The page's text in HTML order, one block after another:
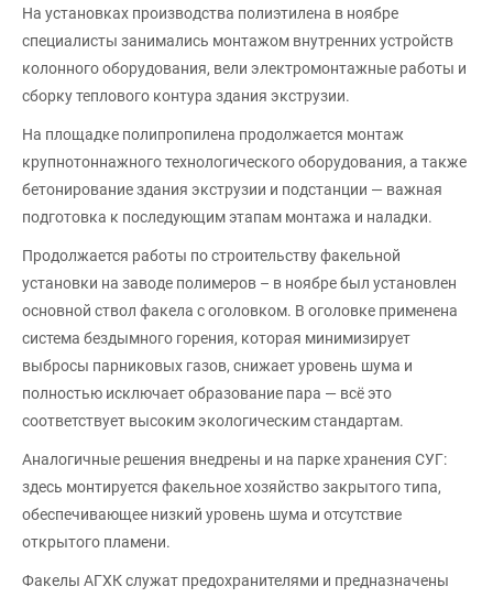
На установках производства полиэтилена в ноябре
специалисты занимались монтажом внутренних устройств
колонного оборудования, вели электромонтажные работы и
сборку теплового контура здания экструзии.
На площадке полипропилена продолжается монтаж
крупнотоннажного технологического оборудования, а также
бетонирование здания экструзии и подстанции — важная
подготовка к последующим этапам монтажа и наладки.
Продолжается работы по строительству факельной
установки на заводе полимеров – в ноябре был установлен
основной ствол факела с оголовком. В оголовке применена
система бездымного горения, которая минимизирует
выбросы парниковых газов, снижает уровень шума и
полностью исключает образование пара — всё это
соответствует высоким экологическим стандартам.
Аналогичные решения внедрены и на парке хранения СУГ:
здесь монтируется факельное хозяйство закрытого типа,
обеспечивающее низкий уровень шума и отсутствие
открытого пламени.
Факелы АГХК служат предохранителями и предназначены